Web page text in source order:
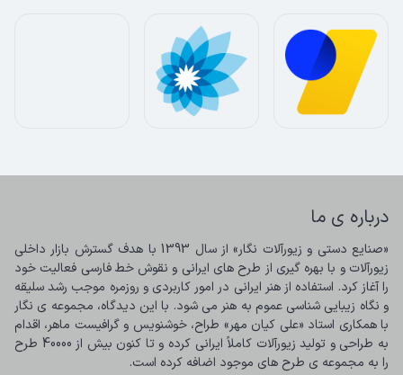
درباره ی ما
را به مجموعه ی طرح های موجود اضافه کرده است.